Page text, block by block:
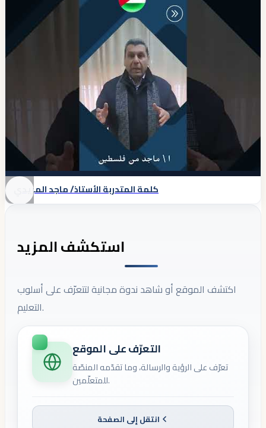
كلمة المتدربة الأستاذ/ ماجد المريدي
استكشف المزيد
اكتشف الموقع أو شاهد ندوة مجانية لتتعرّف على أسلوب
التعليم.
التعرّف على الموقع
تعرّف على الرؤية والرسالة، وما تقدّمه المنصّة
للمتعلّمين.
انتقل إلى الصفحة